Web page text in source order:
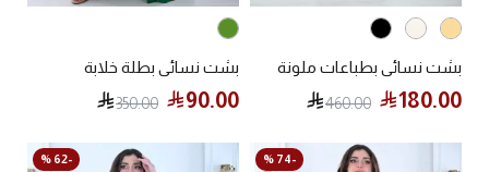
بشت نسائي بطباعات ملونة
180.00
460.00
بشت نسائي بطلة خلابة
90.00
350.00
-74 %
-62 %